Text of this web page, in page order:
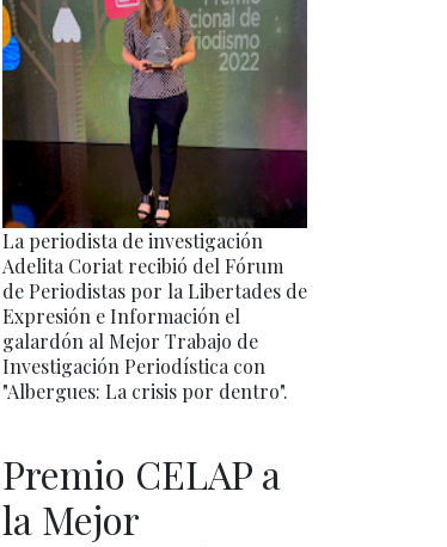
La periodista de investigación
Adelita Coriat recibió del Fórum
de Periodistas por la Libertades de
Expresión e Información el
galardón al Mejor Trabajo de
Investigación Periodística con
"Albergues: La crisis por dentro".
Premio CELAP a
la Mejor